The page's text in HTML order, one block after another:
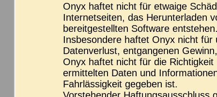
Onyx haftet nicht für etwaige
Internetseiten, das Herunterladen
bereitgestellten Software
Insbesondere haftet Onyx nicht
Datenverlust, entgangenen
Onyx haftet nicht für die
ermittelten Daten und
Fahrlässigkeit gegeben ist.